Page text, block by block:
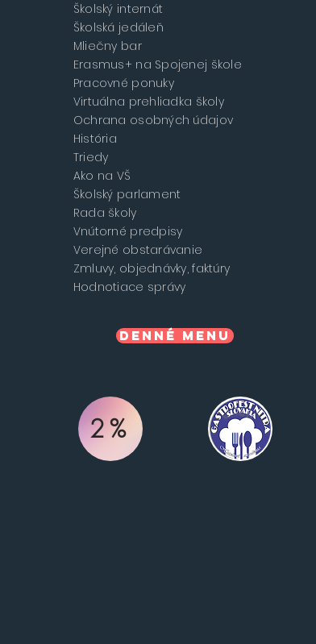
Školský internát
Školská jedáleň
Mliečny bar
Erasmus+ na Spojenej škole
Pracovné ponuky
Virtuálna prehliadka školy
Ochrana osobných údajov
História
Triedy
Ako na VŠ
Školský parlament
Rada školy
Vnútorné predpisy
Verejné obstarávanie
Zmluvy, objednávky, faktúry
Hodnotiace správy
Denné menu
2%